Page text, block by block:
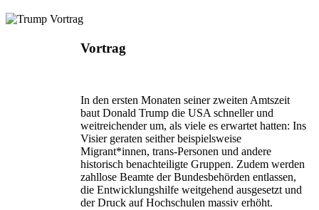
Vortrag
In den ersten Monaten seiner zweiten Amtszeit
baut Donald Trump die USA schneller und
weitreichender um, als viele es erwartet hatten: Ins
Visier geraten seither beispielsweise
Migrant*innen, trans-Personen und andere
historisch benachteiligte Gruppen. Zudem werden
zahllose Beamte der Bundesbehörden entlassen,
die Entwicklungshilfe weitgehend ausgesetzt und
der Druck auf Hochschulen massiv erhöht.